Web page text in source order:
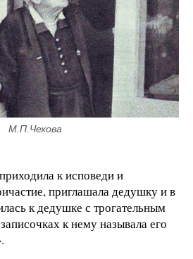
М.П.Чехова
к исповеди и
приглашала дедушку и в
к дедушке с трогательным
к нему называла его